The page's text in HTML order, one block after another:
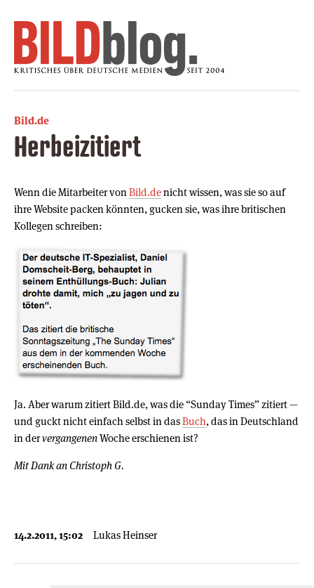
Bild.de
Herbeizitiert
Wenn die Mitarbeiter von Bild.denicht wissen, was sie so auf
ihre Website packen könnten, gucken sie, was ihre britischen
Kollegen schreiben:
Ja. Aber warum zitiert Bild.de, was die “Sunday Times” zitiert —
und guckt nicht einfach selbst in dasBuch, das in Deutschland
in dervergangenenWoche erschienen ist?
Mit Dank an Christoph G.
14.2.2011, 15:02 Lukas Heinser